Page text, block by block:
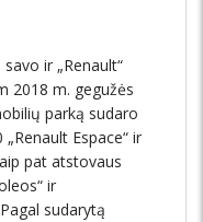
ir „Renault“
2018 m. gegužės
parką sudaro
Espace“ ir
pat atstovaus
ir
sudarytą